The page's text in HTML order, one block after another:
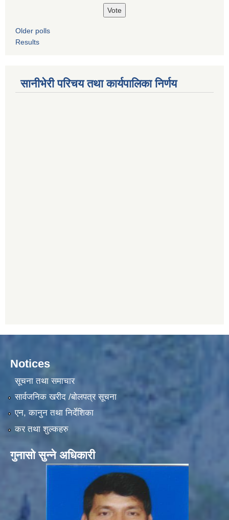
Older polls
Results
सानीभेरी परिचय तथा कार्यपालिका निर्णय
Notices
सूचना तथा समाचार
सार्वजनिक खरीद /बोलपत्र सूचना
एन, कानुन तथा निर्देशिका
कर तथा शुल्कहरु
गुनासो सुन्ने अधिकारी